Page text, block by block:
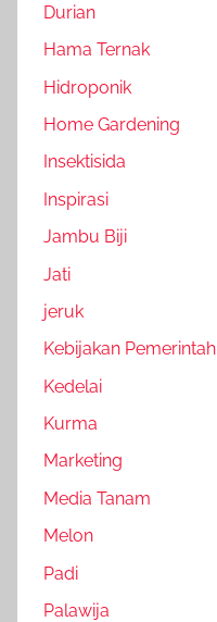
Durian
Hama Ternak
Hidroponik
Home Gardening
Insektisida
Inspirasi
Jambu Biji
Jati
jeruk
Kebijakan Pemerintah
Kedelai
Kurma
Marketing
Media Tanam
Melon
Padi
Palawija